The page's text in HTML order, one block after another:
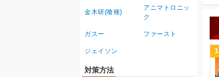
1
金木研(喰種)
アニマトロニッ
ク
ガスー ファースト
ジェイソン
対策方法